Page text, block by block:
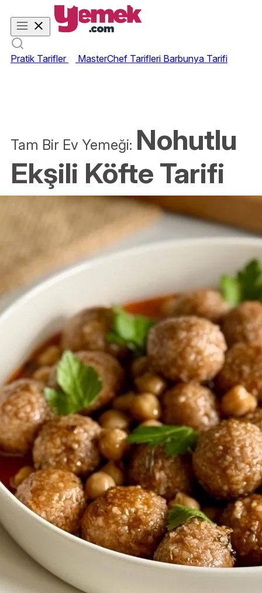
Pratik Tarifler MasterChef Tarifleri Barbunya Tarifi
Tam Bir Ev Yemeği: Nohutlu
Ekşili Köfte Tarifi